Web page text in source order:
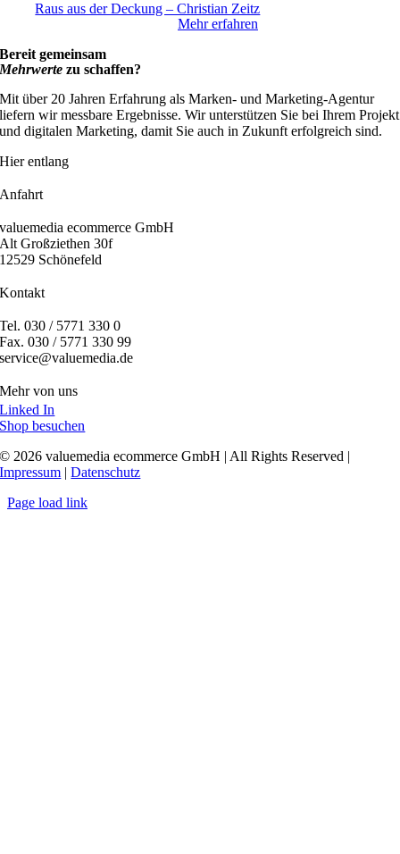
Raus aus der Deckung – Christian Zeitz
Mehr erfahren
Bereit gemeinsam
Mehrwertezu schaffen?
Mit über 20 Jahren Erfahrung als Marken- und Marketing-Agentur
liefern wir messbare Ergebnisse. Wir unterstützen Sie bei Ihrem Projekt
und digitalen Marketing, damit Sie auch in Zukunft erfolgreich sind.
Hier entlang
Anfahrt
valuemedia ecommerce GmbH
Alt Großziethen 30f
12529 Schönefeld
Kontakt
Tel. 030 / 5771 330 0
Fax. 030 / 5771 330 99
service@valuemedia.de
Mehr von uns
Linked In
Shop besuchen
© 2026 valuemedia ecommerce GmbH | All Rights Reserved |
Impressum |Datenschutz
Page load link